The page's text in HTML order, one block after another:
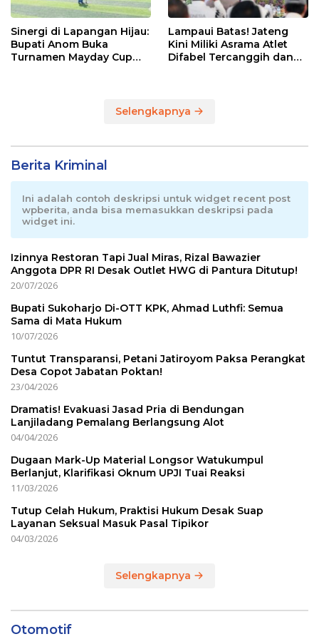
Sinergi di Lapangan Hijau:
Bupati Anom Buka
Turnamen Mayday Cup
Lampaui Batas! Jateng
Kini Miliki Asrama Atlet
Difabel Tercanggih dan
Selengkapnya
Berita Kriminal
Ini adalah contoh deskripsi untuk widget recent post
wpberita, anda bisa memasukkan deskripsi pada
widget ini.
Izinnya Restoran Tapi Jual Miras, Rizal Bawazier
Anggota DPR RI Desak Outlet HWG di Pantura Ditutup!
20/07/2026
Bupati Sukoharjo Di-OTT KPK, Ahmad Luthfi: Semua
Sama di Mata Hukum
10/07/2026
Tuntut Transparansi, Petani Jatiroyom Paksa Perangkat
Desa Copot Jabatan Poktan!
23/04/2026
Dramatis! Evakuasi Jasad Pria di Bendungan
Lanjiladang Pemalang Berlangsung Alot
04/04/2026
Dugaan Mark-Up Material Longsor Watukumpul
Berlanjut, Klarifikasi Oknum UPJI Tuai Reaksi
11/03/2026
Tutup Celah Hukum, Praktisi Hukum Desak Suap
Layanan Seksual Masuk Pasal Tipikor
04/03/2026
Selengkapnya
Otomotif